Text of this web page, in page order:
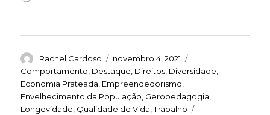
Autor
Rachel Cardoso
Publicado
em
novembro 4, 2021
Comportamento, Destaque, Direitos, Diversidade,
Economia Prateada, Empreendedorismo,
Envelhecimento da População, Geropedagogia,
Longevidade, Qualidade de Vida,Trabalho